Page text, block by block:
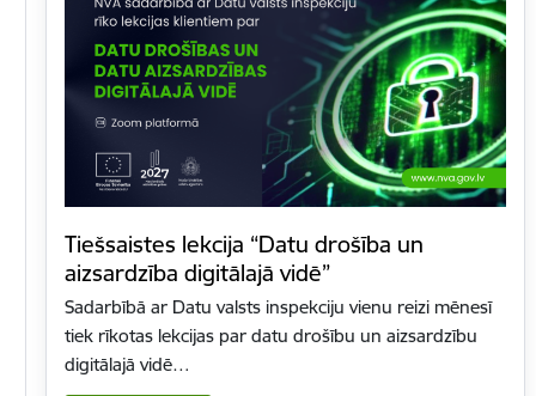
Tiešsaistes lekcija “Datu drošība un
aizsardzība digitālajā vidē”
Sadarbībā ar Datu valsts inspekciju vienu reizi mēnesī
tiek rīkotas lekcijas par datu drošību un aizsardzību
digitālajā vidē…